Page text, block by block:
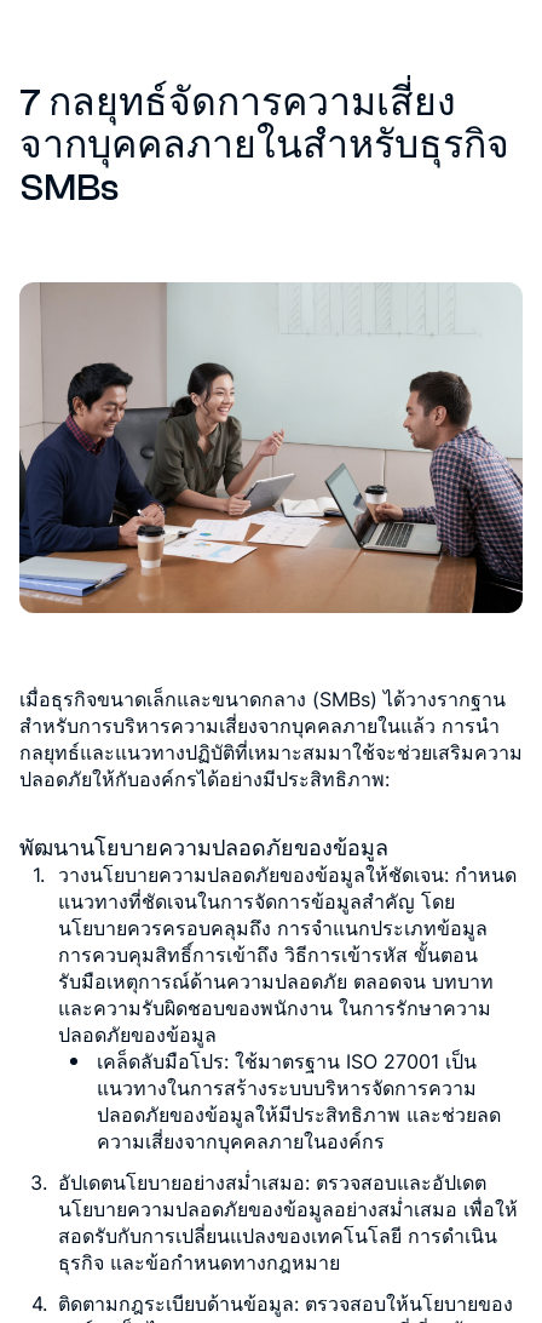
7 กลยุทธ์จัดการความเสี่ยง
จากบุคคลภายในสำหรับธุรกิจ
SMBs
เมื่อธุรกิจขนาดเล็กและขนาดกลาง (SMBs) ได้วางรากฐาน
สำหรับการบริหารความเสี่ยงจากบุคคลภายในแล้ว การนำ
กลยุทธ์และแนวทางปฏิบัติที่เหมาะสมมาใช้จะช่วยเสริมความ
ปลอดภัยให้กับองค์กรได้อย่างมีประสิทธิภาพ:
พัฒนานโยบายความปลอดภัยของข้อมูล
วางนโยบายความปลอดภัยของข้อมูลให้ชัดเจน: กำหนด
แนวทางที่ชัดเจนในการจัดการข้อมูลสำคัญ โดย
นโยบายควรครอบคลุมถึง การจำแนกประเภทข้อมูล
การควบคุมสิทธิ์การเข้าถึง วิธีการเข้ารหัส ขั้นตอน
รับมือเหตุการณ์ด้านความปลอดภัย ตลอดจน บทบาท
และความรับผิดชอบของพนักงาน ในการรักษาความ
ปลอดภัยของข้อมูล
เคล็ดลับมือโปร: ใช้มาตรฐาน ISO 27001 เป็น
แนวทางในการสร้างระบบบริหารจัดการความ
ปลอดภัยของข้อมูลให้มีประสิทธิภาพ และช่วยลด
ความเสี่ยงจากบุคคลภายในองค์กร
อัปเดตนโยบายอย่างสม่ำเสมอ: ตรวจสอบและอัปเดต
นโยบายความปลอดภัยของข้อมูลอย่างสม่ำเสมอ เพื่อให้
สอดรับกับการเปลี่ยนแปลงของเทคโนโลยี การดำเนิน
ธุรกิจ และข้อกำหนดทางกฎหมาย
ติดตามกฎระเบียบด้านข้อมูล: ตรวจสอบให้นโยบายของ